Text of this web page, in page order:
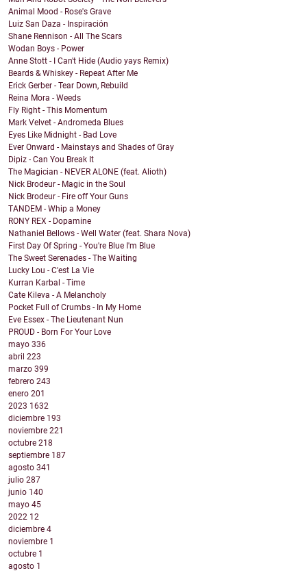
Animal Mood - Rose's Grave
Luiz San Daza - Inspiración
Shane Rennison - All The Scars
Wodan Boys - Power
Anne Stott - I Can't Hide (Audio yays Remix)
Beards & Whiskey - Repeat After Me
Erick Gerber - Tear Down, Rebuild
Reina Mora - Weeds
Fly Right - This Momentum
Mark Velvet - Andromeda Blues
Eyes Like Midnight - Bad Love
Ever Onward - Mainstays and Shades of Gray
Dipiz - Can You Break It
The Magician - NEVER ALONE (feat. Alioth)
Nick Brodeur - Magic in the Soul
Nick Brodeur - Fire off Your Guns
TANDEM - Whip a Money
RONY REX - Dopamine
Nathaniel Bellows - Well Water (feat. Shara Nova)
First Day Of Spring - You're Blue I'm Blue
The Sweet Serenades - The Waiting
Lucky Lou - C'est La Vie
Kurran Karbal - Time
Cate Kileva - A Melancholy
Pocket Full of Crumbs - In My Home
Eve Essex - The Lieutenant Nun
PROUD - Born For Your Love
mayo 336
abril 223
marzo 399
febrero 243
enero 201
2023 1632
diciembre 193
noviembre 221
octubre 218
septiembre 187
agosto 341
julio 287
junio 140
mayo 45
2022 12
diciembre 4
noviembre 1
octubre 1
agosto 1